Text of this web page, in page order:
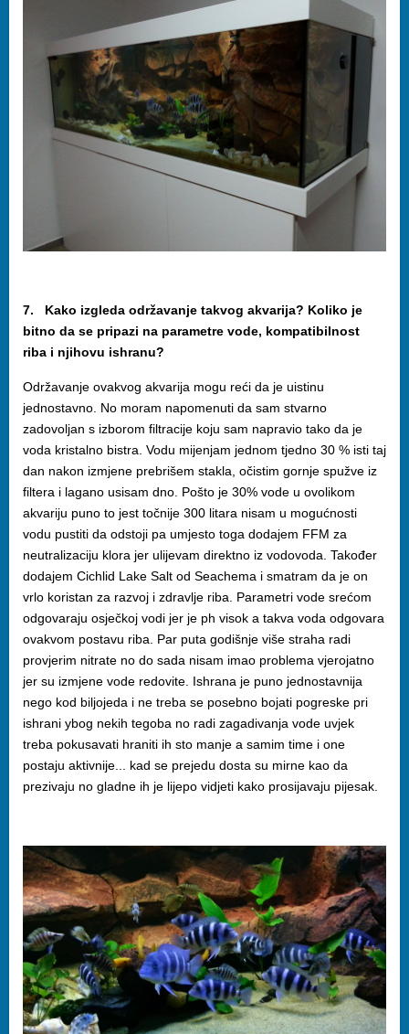
7. Kako izgleda održavanje takvog akvarija? Koliko je
bitno da se pripazi na parametre vode, kompatibilnost
riba i njihovu ishranu?
Održavanje ovakvog akvarija mogu reći da je uistinu
jednostavno. No moram napomenuti da sam stvarno
zadovoljan s izborom filtracije koju sam napravio tako da je
voda kristalno bistra. Vodu mijenjam jednom tjedno 30 % isti taj
dan nakon izmjene prebrišem stakla, očistim gornje spužve iz
filtera i lagano usisam dno. Pošto je 30% vode u ovolikom
akvariju puno to jest točnije 300 litara nisam u mogućnosti
vodu pustiti da odstoji pa umjesto toga dodajem FFM za
neutralizaciju klora jer ulijevam direktno iz vodovoda. Također
dodajem Cichlid Lake Salt od Seachema i smatram da je on
vrlo koristan za razvoj i zdravlje riba. Parametri vode srećom
odgovaraju osječkoj vodi jer je ph visok a takva voda odgovara
ovakvom postavu riba. Par puta godišnje više straha radi
provjerim nitrate no do sada nisam imao problema vjerojatno
jer su izmjene vode redovite. Ishrana je puno jednostavnija
nego kod biljojeda i ne treba se posebno bojati pogreske pri
ishrani ybog nekih tegoba no radi zagadivanja vode uvjek
treba pokusavati hraniti ih sto manje a samim time i one
postaju aktivnije... kad se prejedu dosta su mirne kao da
prezivaju no gladne ih je lijepo vidjeti kako prosijavaju pijesak.